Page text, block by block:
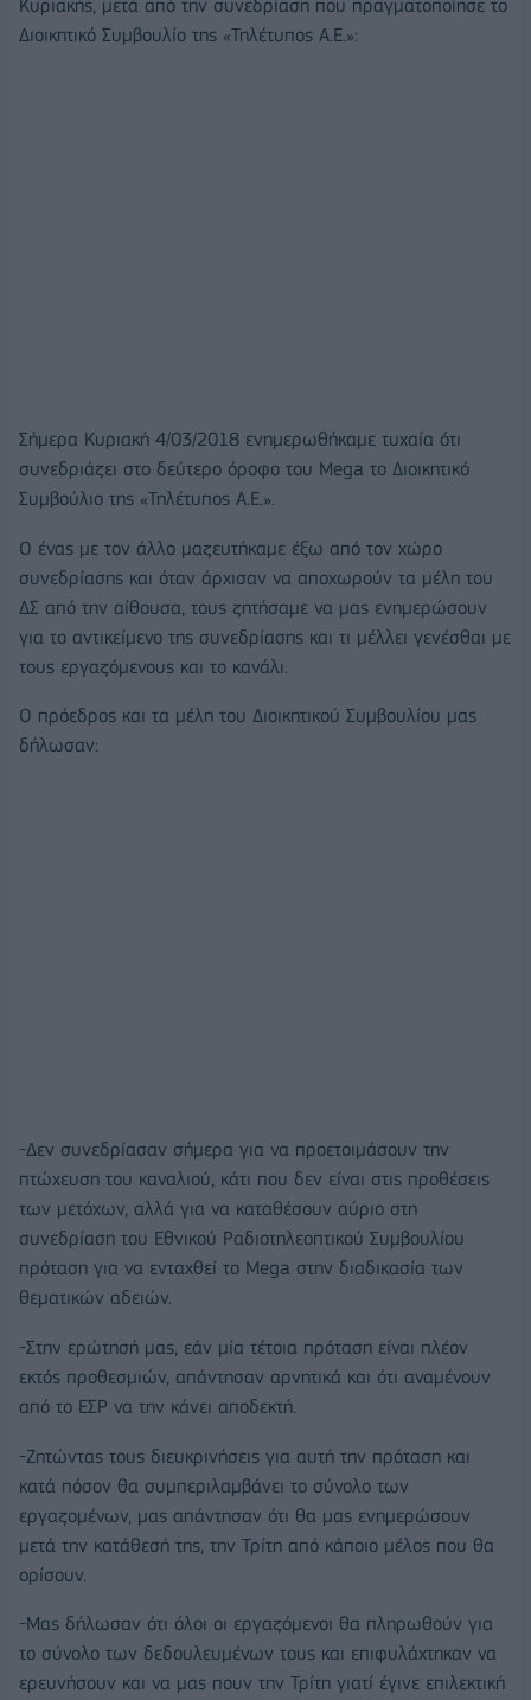
Κυριακής, μετά από την συνεδρίαση που πραγματοποίησε το
Διοικητικό Συμβουλίο της «Τηλέτυπος Α.Ε.»:
Σήμερα Κυριακή 4/03/2018 ενημερωθήκαμε τυχαία ότι
συνεδριάζει στο δεύτερο όροφο του Mega το Διοικητικό
Συμβούλιο της «Τηλέτυπος Α.Ε.».
Ο ένας με τον άλλο μαζευτήκαμε έξω από τον χώρο
συνεδρίασης και όταν άρχισαν να αποχωρούν τα μέλη του
ΔΣ από την αίθουσα, τους ζητήσαμε να μας ενημερώσουν
για το αντικείμενο της συνεδρίασης και τι μέλλει γενέσθαι με
τους εργαζόμενους και το κανάλι.
Ο πρόεδρος και τα μέλη του Διοικητικού Συμβουλίου μας
δήλωσαν:
-Δεν συνεδρίασαν σήμερα για να προετοιμάσουν την
πτώχευση του καναλιού, κάτι που δεν είναι στις προθέσεις
των μετόχων, αλλά για να καταθέσουν αύριο στη
συνεδρίαση του Εθνικού Ραδιοτηλεοπτικού Συμβουλίου
πρόταση για να ενταχθεί το Mega στην διαδικασία των
θεματικών αδειών.
-Στην ερώτησή μας, εάν μία τέτοια πρόταση είναι πλέον
εκτός προθεσμιών, απάντησαν αρνητικά και ότι αναμένουν
από το ΕΣΡ να την κάνει αποδεκτή.
-Ζητώντας τους διευκρινήσεις για αυτή την πρόταση και
κατά πόσον θα συμπεριλαμβάνει το σύνολο των
εργαζομένων, μας απάντησαν ότι θα μας ενημερώσουν
μετά την κατάθεσή της, την Τρίτη από κάποιο μέλος που θα
ορίσουν.
-Μας δήλωσαν ότι όλοι οι εργαζόμενοι θα πληρωθούν για
το σύνολο των δεδουλευμένων τους και επιφυλάχτηκαν να
ερευνήσουν και να μας πουν την Τρίτη γιατί έγινε επιλεκτική